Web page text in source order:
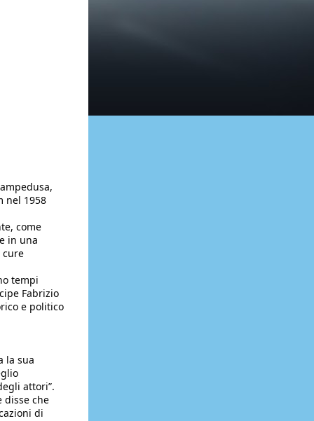
nel 1958
come
in una
cure
tempi
Fabrizio
e politico
la sua
attori”.
disse che
di